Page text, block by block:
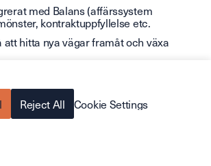
med Balans (affärssystem
kontraktuppfyllelse etc.
hitta nya vägar framåt och växa
Reject All Cookie Settings